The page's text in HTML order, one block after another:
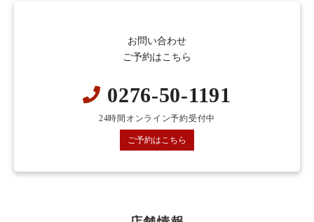
お問い合わせ
ご予約はこちら
0276-50-1191
24時間オンライン予約受付中
ご予約はこちら